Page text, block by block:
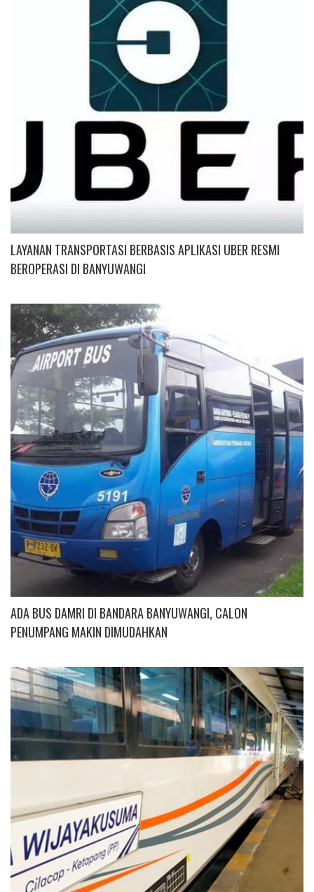
LAYANAN TRANSPORTASI BERBASIS APLIKASI UBER RESMI
BEROPERASI DI BANYUWANGI
ADA BUS DAMRI DI BANDARA BANYUWANGI, CALON
PENUMPANG MAKIN DIMUDAHKAN